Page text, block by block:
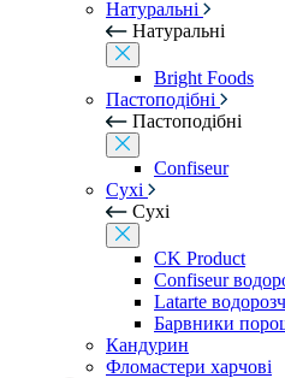
Натуральні
Натуральні
Bright Foods
Пастоподібні
Пастоподібні
Confiseur
Сухі
Сухі
CK Product
Confiseur
Latarte
Барвники
Кандурин
Фломастери харчові